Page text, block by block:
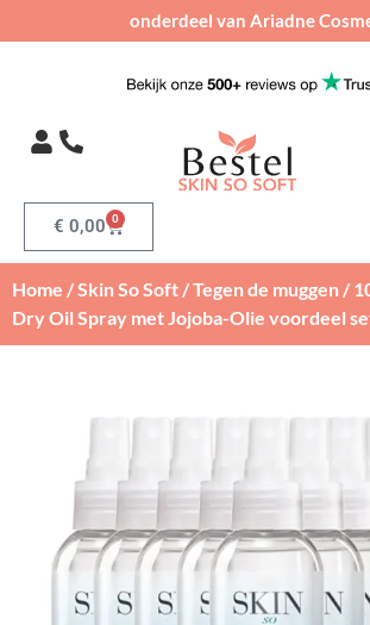
onderdeel van Ariadne
€ 0,00 0
Home /Skin So Soft /Tegen de muggen /
Dry Oil Spray met Jojoba-Olie voordeel